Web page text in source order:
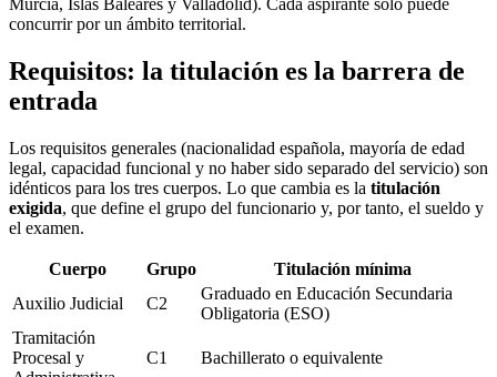
Murcia, Islas Baleares y Valladolid). Cada aspirante solo puede
concurrir por un ámbito territorial.
Requisitos: la titulación es la barrera de
entrada
Los requisitos generales (nacionalidad española, mayoría de edad
legal, capacidad funcional y no haber sido separado del servicio) son
idénticos para los tres cuerpos. Lo que cambia es la titulación
exigida, que define el grupo del funcionario y, por tanto, el sueldo y
el examen.
Cuerpo Grupo
Titulación mínima
Auxilio Judicial
C2
Graduado en Educación Secundaria
Obligatoria (ESO)
Tramitación
Procesal y
C1 Bachillerato o equivalente